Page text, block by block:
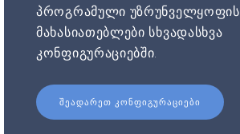
პროგრამული უზრუნველყოფის
მახასიათებლები სხვადასხვა
კონფიგურაციებში.
ᲨᲔᲐᲓᲐᲠᲔᲗ ᲙᲝᲜᲤᲘᲒᲣᲠᲐᲪᲘᲔᲑᲘ